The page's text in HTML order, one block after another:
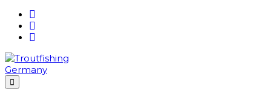
Skip
content